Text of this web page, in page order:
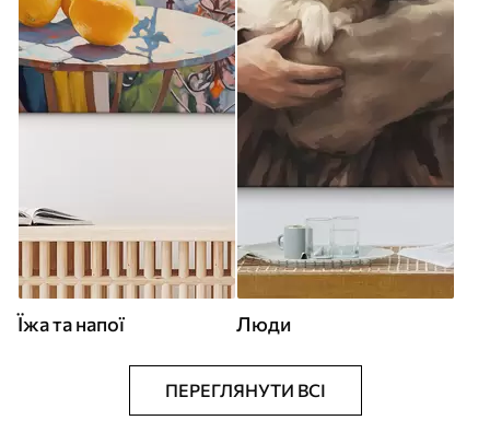
Їжа та напої Люди
ПЕРЕГЛЯНУТИ ВСІ